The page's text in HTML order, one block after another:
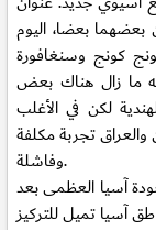
بعضهما بعضا، اليوم
كونج وسنغافورة
ما زال هناك بعض
لكن في الأغلب
والعراق تجربة مكلفة
وفاشلة.
آسيا العظمى بعد
آسيا تميل للتركيز